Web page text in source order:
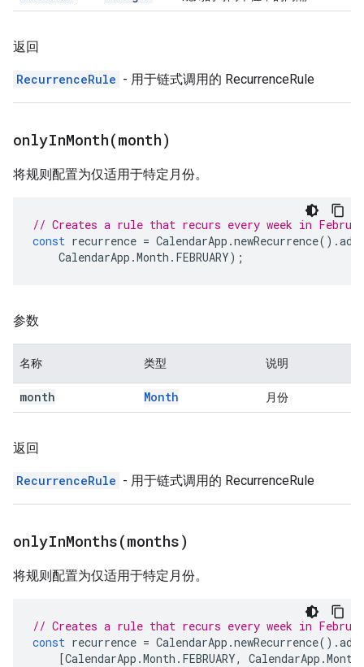
返回
RecurrenceRule - 用于链式调用的 RecurrenceRule
onlyInMonth(month)
将规则配置为仅适用于特定月份。
// Creates a rule that recurs every week in
const recurrence = CalendarApp .newRecurrence().
CalendarApp .Month . FEBRUARY);
参数
名称 类型 说明
month Month 月份
返回
RecurrenceRule - 用于链式调用的 RecurrenceRule
onlyInMonths(months)
将规则配置为仅适用于特定月份。
// Creates a rule that recurs every week in
const recurrence = CalendarApp .newRecurrence().
[CalendarApp .Month . FEBRUARY, CalendarApp .Month